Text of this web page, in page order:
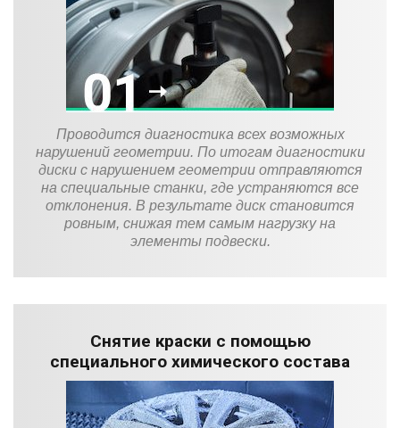
Проводится диагностика всех возможных
нарушений геометрии. По итогам диагностики
диски с нарушением геометрии отправляются
на специальные станки, где устраняются все
отклонения. В результате диск становится
ровным, снижая тем самым нагрузку на
элементы подвески.
Снятие краски с помощью
специального химического состава